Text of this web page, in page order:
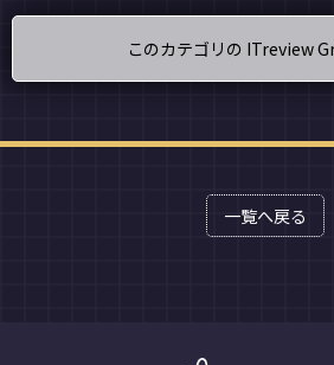
このカテゴリの ITreview
一覧へ戻る